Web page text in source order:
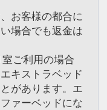
2027年3月
DP-1-
われる、真
霊山弥山の麓
て20分。大聖
を一望でき、
る場所です。
お客様の都合に
場合でも返金は
室ご利用の場合
キストラベッド
があります。エ
ァーベッドにな